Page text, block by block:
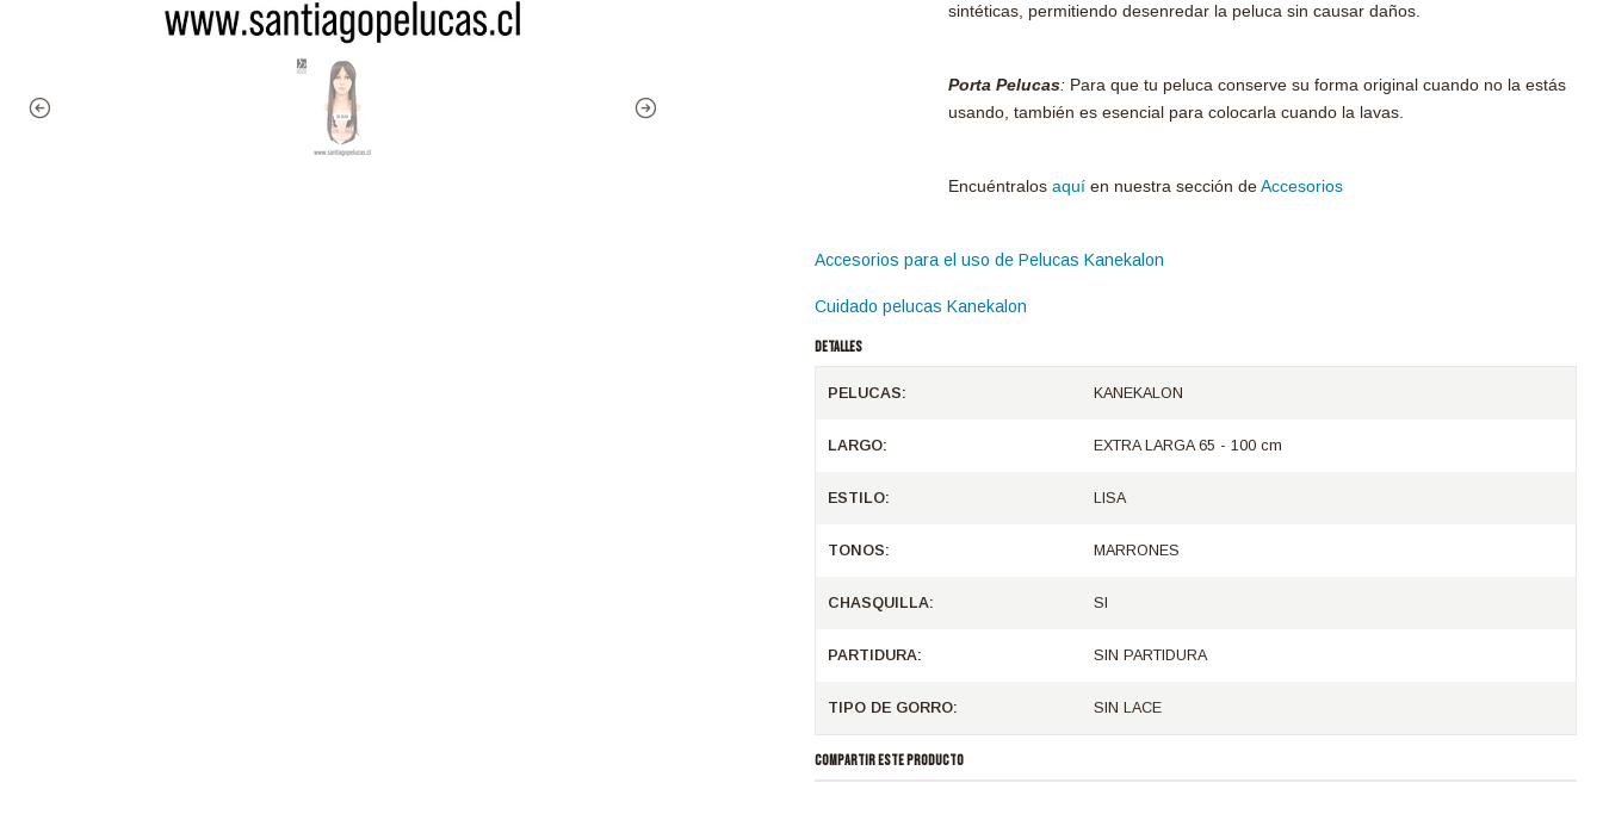
sintéticas, permitiendo desenredar la peluca sin causar daños.
Porta Pelucas:Para que tu peluca conserve su forma original cuando no la estás
usando, también es esencial para colocarla cuando la lavas.
Encuéntralos aquíen nuestra sección deAccesorios
Accesorios para el uso de Pelucas Kanekalon
Cuidado pelucas Kanekalon
DETALLES
PELUCAS: KANEKALON
LARGO: EXTRA LARGA 65 - 100 cm
ESTILO: LISA
TONOS: MARRONES
CHASQUILLA: SI
PARTIDURA: SIN PARTIDURA
TIPO DE GORRO: SIN LACE
COMPARTIR ESTE PRODUCTO